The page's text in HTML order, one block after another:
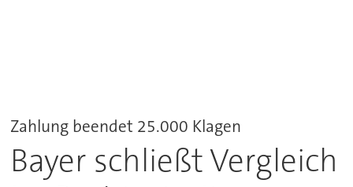
Zahlung beendet 25.000 Klagen
Bayer schließt Vergleich